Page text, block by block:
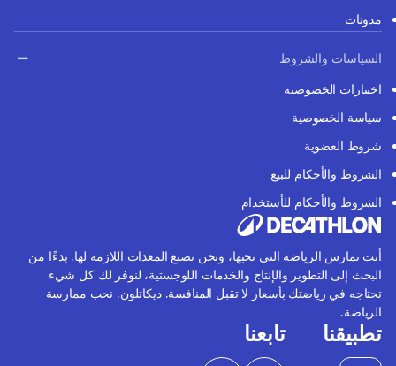
مدونات
السياسات والشروط
اختيارات الخصوصية
سياسة الخصوصية
شروط العضوية
الشروط والأحكام للبيع
الشروط والأحكام للأستخدام
أنت تمارس الرياضة التي تحبها، ونحن نصنع المعدات اللازمة لها. بدءًا من
البحث إلى التطوير والإنتاج والخدمات اللوجستية، لنوفر لك كل شيء
تحتاجه في رياضتك بأسعار لا تقبل المنافسة. ديكاتلون. نحب ممارسة
الرياضة.
تطبيقنا تابعنا